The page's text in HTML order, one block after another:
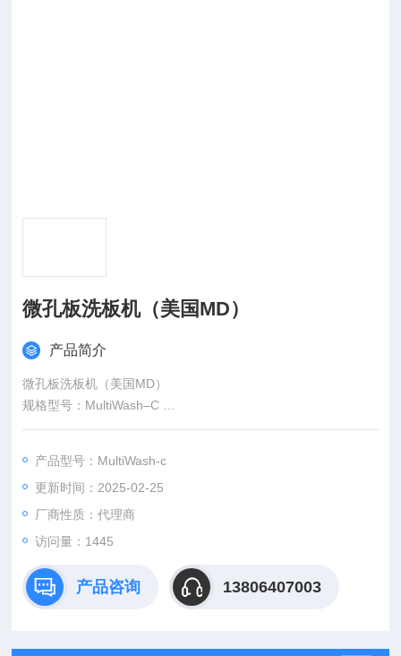
微孔板洗板机（美国MD）
产品简介
微孔板洗板机（美国MD）
规格型号：MultiWash–C
品牌|厂商：Molecular Devices
产品型号：MultiWash-c
更新时间：2025-02-25
厂商性质：代理商
访问量：1445
产品咨询 13806407003